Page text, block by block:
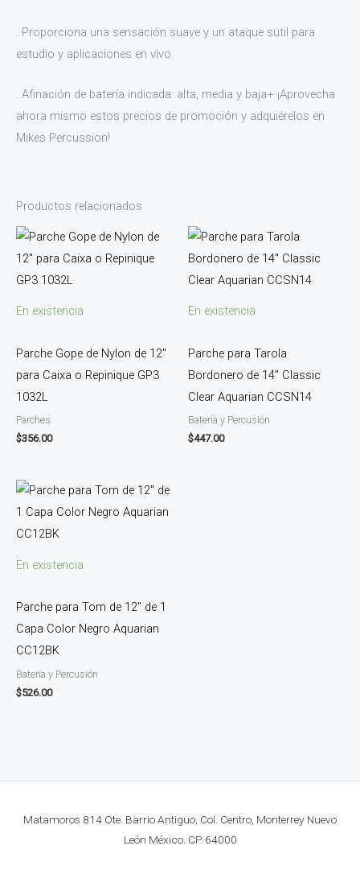
. Proporciona una sensación suave y un ataque sutil para
estudio y aplicaciones en vivo
. Afinación de batería indicada: alta, media y baja+ ¡Aprovecha
ahora mismo estos precios de promoción y adquiérelos en
Mikes Percussion!
Productos relacionados
En existencia
Parche Gope de Nylon de 12″
para Caixa o Repinique GP3
1032L
Parches
$356.00
En existencia
Parche para Tarola
Bordonero de 14″ Classic
Clear Aquarian CCSN14
Batería y Percusión
$447.00
En existencia
Parche para Tom de 12″ de 1
Capa Color Negro Aquarian
CC12BK
Batería y Percusión
$526.00
Matamoros 814 Ote. Barrio Antiguo, Col. Centro, Monterrey Nuevo
León México. CP. 64000